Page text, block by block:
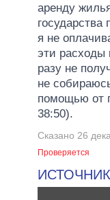
аренду
государства
я не
эти расходы
разу не
не
помощью от
38:50).
Сказано 26
Проверяется
ИСТОЧНИК